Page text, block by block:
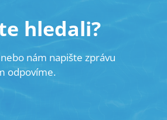
hledali?
nám napište zprávu
odpovíme.